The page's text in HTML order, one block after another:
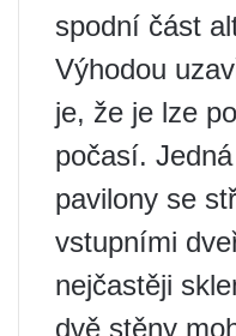
spodní část
Výhodou
je, že je lze
počasí.
pavilony se
vstupními
nejčastěji
dvě stěny